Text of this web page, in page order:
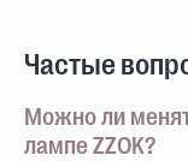
Частые
Можно ли
лампе ZZOK?